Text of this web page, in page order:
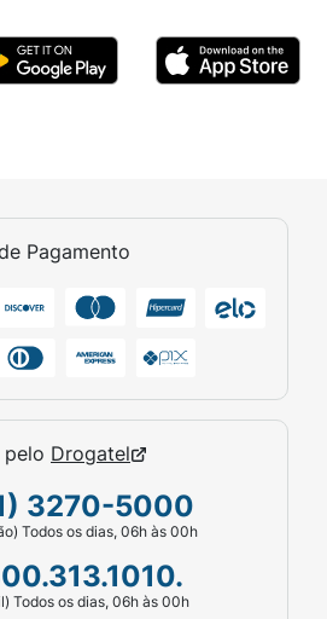
Pagamento
pelo Drogatel
3270-5000
Todos os dias, 06h às 00h
Todos os dias, 06h às 00h